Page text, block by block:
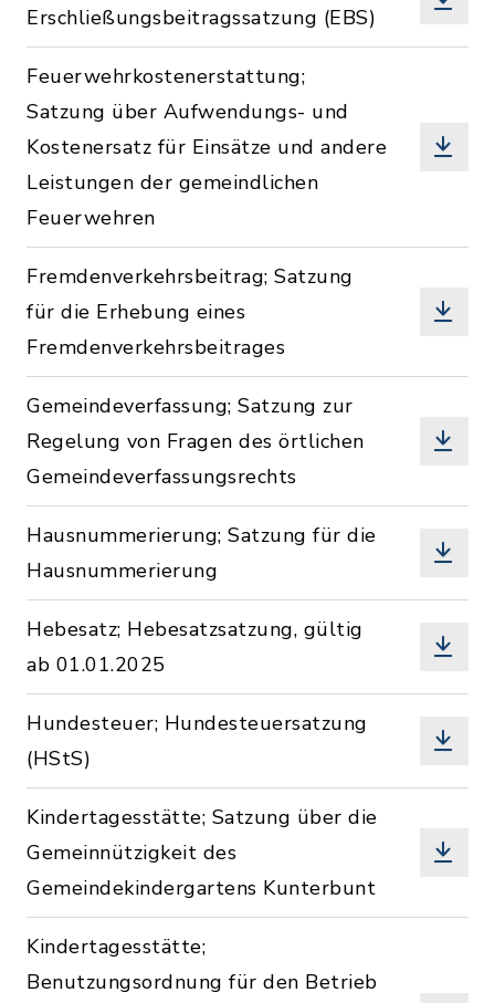
Erschließungsbeitragssatzung (EBS)
Feuerwehrkostenerstattung;
Satzung über Aufwendungs- und
Kostenersatz für Einsätze und andere
Leistungen der gemeindlichen
Feuerwehren
Fremdenverkehrsbeitrag; Satzung
für die Erhebung eines
Fremdenverkehrsbeitrages
Gemeindeverfassung; Satzung zur
Regelung von Fragen des örtlichen
Gemeindeverfassungsrechts
Hausnummerierung; Satzung für die
Hausnummerierung
Hebesatz; Hebesatzsatzung, gültig
ab 01.01.2025
Hundesteuer; Hundesteuersatzung
(HStS)
Kindertagesstätte; Satzung über die
Gemeinnützigkeit des
Gemeindekindergartens Kunterbunt
Kindertagesstätte;
Benutzungsordnung für den Betrieb